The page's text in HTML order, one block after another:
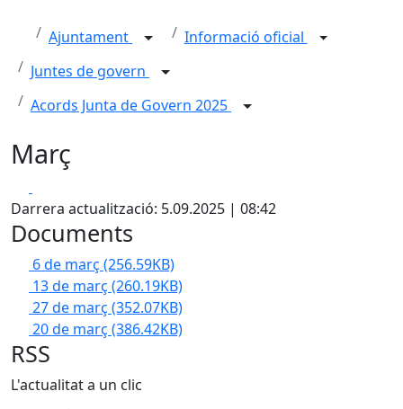
Ajuntament
Informació oficial
Juntes de govern
Acords Junta de Govern 2025
Març
Darrera actualització: 5.09.2025 | 08:42
Documents
6 de març (256.59KB)
13 de març (260.19KB)
27 de març (352.07KB)
20 de març (386.42KB)
RSS
L'actualitat a un clic